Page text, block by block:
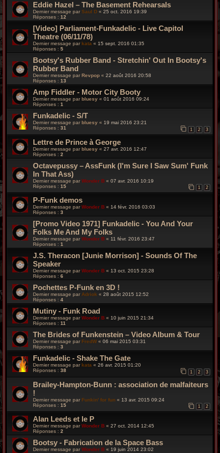
Eddie Hazel – The Basement Rehearsals
Dernier message par Saul D « 25 oct. 2016 19:39
Réponses : 12
[Video] Parliament-Funkadelic - Live Capitol
Theatre (06/11/78)
Dernier message par kata « 15 sept. 2016 01:35
Réponses : 5
Bootsy's Rubber Band - Stretchin' Out In Bootsy's
Rubber Band
Dernier message par Revpop « 22 août 2016 20:58
Réponses : 13
Amp Fiddler - Motor City Booty
Dernier message parbluesy « 01 août 2016 09:24
Réponses : 1
Funkadelic - S/T
Dernier message par bluesy « 19 mai 2016 23:21
Réponses : 31 1 2 3
Lettre de Prince à George
Dernier message parbluesy « 27 avr. 2016 12:47
Réponses : 2
Octavepussy – AssFunk (I'm Sure I Saw Sum' Funk
In That Ass)
Dernier message par Wonder B « 07 avr. 2016 10:19
Réponses : 15 1 2
P-Funk demos
Dernier message parWonder B « 14 févr. 2016 03:03
Réponses : 3
[Promo Video 1971] Funkadelic - You And Your
Folks Me And My Folks
Dernier message par Wonder B « 11 févr. 2016 23:47
Réponses : 1
J.S. Theracon [Junie Morrison] - Sounds Of The
Speaker
Dernier message par Wonder B « 13 oct. 2015 23:28
Réponses : 6
Pochettes P-Funk en 3D !
Dernier message par Adriok « 28 août 2015 12:52
Réponses : 4
Mutiny - Funk Road
Dernier message parWonder B « 10 juin 2015 21:34
Réponses : 11
The Brides of Funkenstein – Video Album & Tour
Dernier message par FredW « 06 mai 2015 03:31
Réponses : 3
Funkadelic - Shake The Gate
Dernier message parkata « 26 avr. 2015 01:20
Réponses : 38 1 2 3
Brailey-Hampton-Bunn : association de malfaiteurs
!
Dernier message par Funkin' for fun « 13 avr. 2015 09:24
Réponses : 15 1 2
Alan Leeds et le P
Dernier message parWonder B « 27 oct. 2014 12:45
Réponses : 2
Bootsy - Fabrication de la Space Bass
Dernier message par Wonder B « 19 juin 2014 23:02